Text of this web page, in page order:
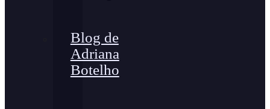
Blog de
Adriana
Botelho